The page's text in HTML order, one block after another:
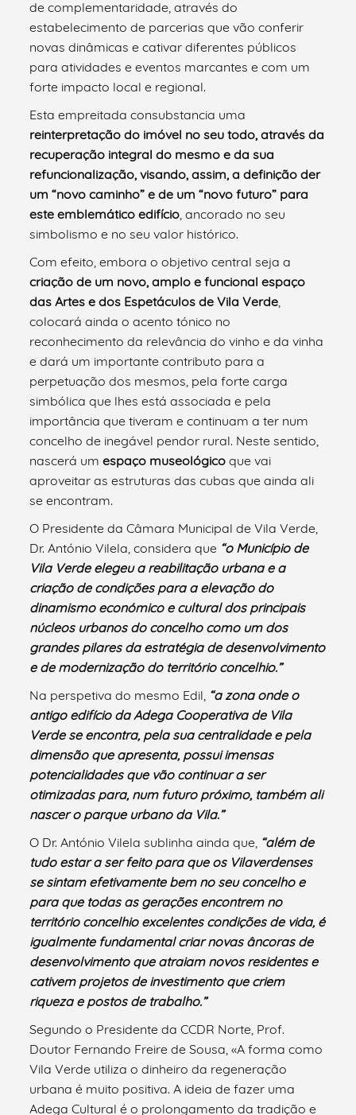
de complementaridade, através do
estabelecimento de parcerias que vão conferir
novas dinâmicas e cativar diferentes públicos
para atividades e eventos marcantes e com um
forte impacto local e regional.
Esta empreitada consubstancia uma
reinterpretação do imóvel no seu todo, através da
recuperação integral do mesmo e da sua
refuncionalização, visando, assim, a definição der
um “novo caminho” e de um “novo futuro” para
este emblemático edifício , ancorado no seu
simbolismo e no seu valor histórico.
Com efeito, embora o objetivo central seja a
criação de um novo, amplo e funcional espaço
das Artes e dos Espetáculos de Vila Verde
colocará ainda o acento tónico no
reconhecimento da relevância do vinho e da vinha
e dará um importante contributo para a
perpetuação dos mesmos, pela forte carga
simbólica que lhes está associada e pela
importância que tiveram e continuam a ter num
concelho de inegável pendor rural. Neste sentido,
nascerá umespaço museológicoque vai
aproveitar as estruturas das cubas que ainda ali
se encontram.
O Presidente da Câmara Municipal de Vila Verde,
Dr. António Vilela, considera que “o Município de
Vila Verde elegeu a reabilitação urbana e a
criação de condições para a elevação do
dinamismo económico e cultural dos principais
núcleos urbanos do concelho como um dos
grandes pilares da estratégia de desenvolvimento
e de modernização do território concelhio.”
Na perspetiva do mesmo Edil, “a zona onde o
antigo edifício da Adega Cooperativa de Vila
Verde se encontra, pela sua centralidade e pela
dimensão que apresenta, possui imensas
potencialidades que vão continuar a ser
otimizadas para, num futuro próximo, também ali
nascer o parque urbano da Vila.”
O Dr. António Vilela sublinha ainda que, “além de
tudo estar a ser feito para que os Vilaverdenses
se sintam efetivamente bem no seu concelho e
para que todas as gerações encontrem no
território concelhio excelentes condições de vida, é
igualmente fundamental criar novas âncoras de
desenvolvimento que atraiam novos residentes e
cativem projetos de investimento que criem
riqueza e postos de trabalho.”
Segundo o Presidente da CCDR Norte, Prof.
Doutor Fernando Freire de Sousa, «A forma como
Vila Verde utiliza o dinheiro da regeneração
urbana é muito positiva. A ideia de fazer uma
Adega Cultural é o prolongamento da tradição e